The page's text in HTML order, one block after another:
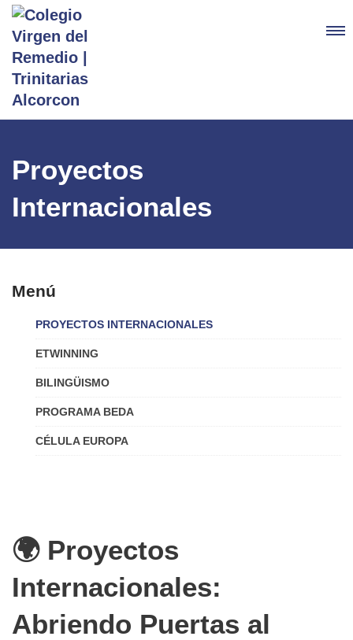
Proyectos
Internacionales
Menú
PROYECTOS INTERNACIONALES
ETWINNING
BILINGÜISMO
PROGRAMA BEDA
CÉLULA EUROPA
🌍 Proyectos
Internacionales:
Abriendo Puertas al